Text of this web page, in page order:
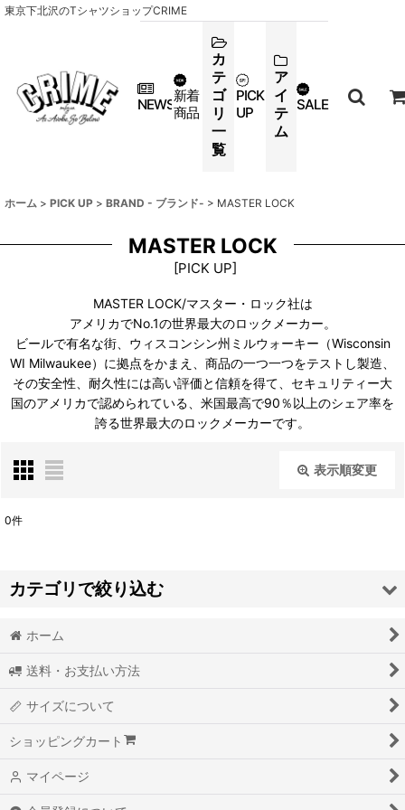
東京下北沢のTシャツショップCRIME
NEWS新着
商品
カ
テ
ゴ
リ
一
覧
PICK
UP
ア
イ
テ
ム
SALE
ホーム > PICK UP > BRAND - ブランド- > MASTER LOCK
MASTER LOCK
[PICK UP]
MASTER LOCK/マスター・ロック社は
アメリカでNo.1の世界最大のロックメーカー。
ビールで有名な街、ウィスコンシン州ミルウォーキー（Wisconsin
WI Milwaukee）に拠点をかまえ、商品の一つ一つをテストし製造、
その安全性、耐久性には高い評価と信頼を得て、セキュリティー大
国のアメリカで認められている、米国最高で90％以上のシェア率を
誇る世界最大のロックメーカーです。
表示順変更
:
0件
カテゴリで絞り込む
BRAND - ブランド- (全商品)
ANVIL
AS COLOUR
ホーム
送料・お支払い方法
サイズについて
ショッピングカート
マイページ